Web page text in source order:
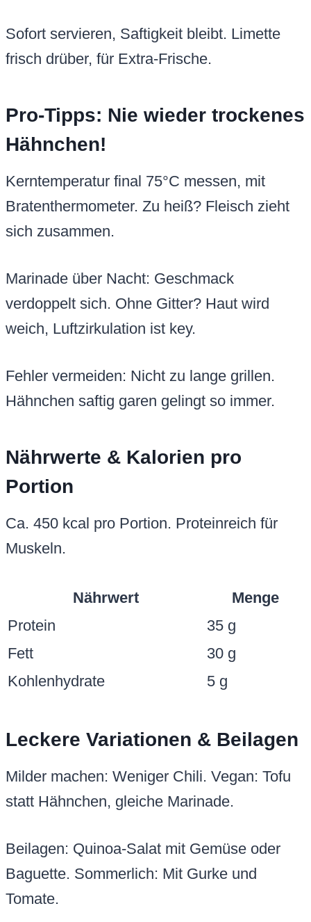
Sofort servieren, Saftigkeit bleibt. Limette
frisch drüber, für Extra-Frische.
Pro-Tipps: Nie wieder trockenes
Hähnchen!
Kerntemperatur final 75°C messen, mit
Bratenthermometer. Zu heiß? Fleisch zieht
sich zusammen.
Marinade über Nacht: Geschmack
verdoppelt sich. Ohne Gitter? Haut wird
weich, Luftzirkulation ist key.
Fehler vermeiden: Nicht zu lange grillen.
Hähnchen saftig garen gelingt so immer.
Nährwerte & Kalorien pro
Portion
Ca. 450 kcal pro Portion. Proteinreich für
Muskeln.
Nährwert
Menge
Protein
35 g
Fett
30 g
Kohlenhydrate
5 g
Leckere Variationen & Beilagen
Milder machen: Weniger Chili. Vegan: Tofu
statt Hähnchen, gleiche Marinade.
Beilagen: Quinoa-Salat mit Gemüse oder
Baguette. Sommerlich: Mit Gurke und
Tomate.